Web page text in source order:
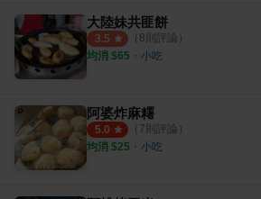
大陸妹共匪餅
3.5 （ 8則評論）
均消 $65 ・ 小吃
阿婆炸麻糬
5.0 （ 7則評論）
均消 $25 ・ 小吃